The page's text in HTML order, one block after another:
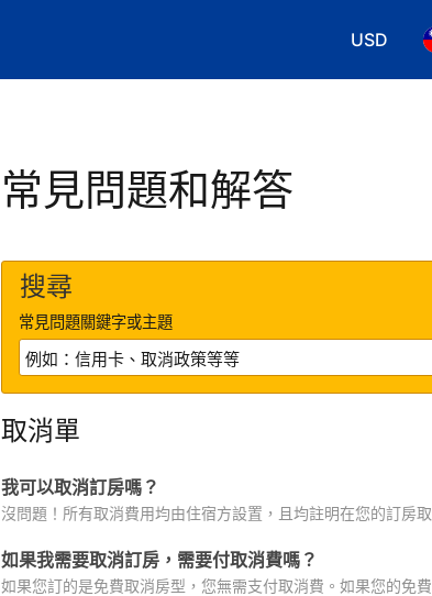
USD
選擇您
常見問題和解答
搜尋
常見問題關鍵字或主題
取消單
我可以取消訂房嗎？
沒問題！所有取消費用均由住宿方設置，且均註明在您的訂房
如果我需要取消訂房，需要付取消費嗎？
如果您訂的是免費取消房型，您無需支付取消費。如果您的免